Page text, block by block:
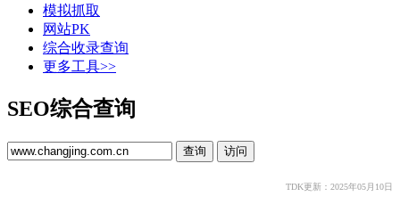
模拟抓取
网站PK
综合收录查询
更多工具>>
SEO综合查询
TDK更新：2025年05月10日